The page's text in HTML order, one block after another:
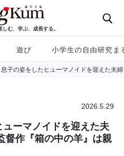
む、学ぶ、成長する。
遊び 小学生の自由研究ま
子の姿をしたヒューマノイドを迎えた夫
2026.5.29
ーマノイドを迎えた夫
督作『箱の中の羊』は親